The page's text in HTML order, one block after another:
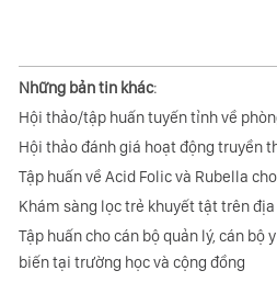
Những bản tin khác:
Hội thảo/tập huấn tuyến tỉnh về
Hội thảo đánh giá hoạt động truyền
Tập huấn về Acid Folic và Rubella
Khám sàng lọc trẻ khuyết tật trên
Tập huấn cho cán bộ quản lý, cán
biến tại trường học và cộng đồng